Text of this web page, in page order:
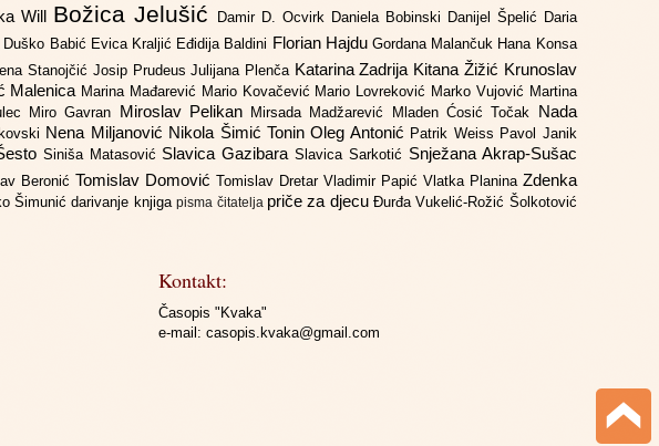
Will Božica Jelušić Damir D. Ocvirk Daniela Bobinski Danijel Špelić Daria
Duško Babić Evica Kraljić Eđidija Baldini Florian Hajdu Gordana Malančuk Hana Konsa
Stanojčić Josip PrudeusJulijana Plenča Katarina Zadrija Kitana Žižić Krunoslav
Malenica Marina Mađarević Mario Kovačević Mario Lovreković Marko Vujović Martina
Miro Gavran Miroslav Pelikan Mirsada Madžarević Mladen Ćosić Točak
Nada
Nena Miljanović Nikola Šimić ToninOleg Antonić Patrik Weiss Pavol Janik
Siniša Matasović Slavica GazibaraSlavica Sarkotić Snježana Akrap-Sušac
Beronić Tomislav DomovićTomislav Dretar Vladimir Papić Vlatka Planina Zdenka
Šimunićdarivanje knjigapisma čitatelja priče za djecu Đurđa Vukelić-Rožić Šolkotović
Kontakt:
Časopis "Kvaka"
e-mail: casopis.kvaka@gmail.com